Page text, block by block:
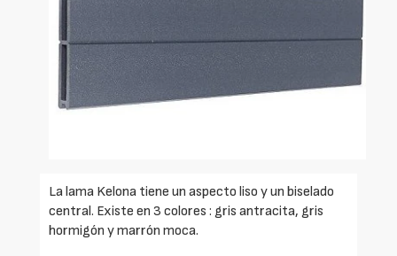
La lama Kelona tiene un aspecto liso y un biselado
central. Existe en 3 colores : gris antracita, gris
hormigón y marrón moca.